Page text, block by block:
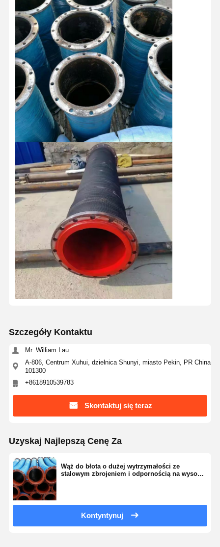
Szczegóły Kontaktu
Mr. William Lau
A-806, Centrum Xuhui, dzielnica Shunyi, miasto Pekin, PR China
101300
+8618910539783
Skontaktuj się teraz
Uzyskaj Najlepszą Cenę Za
Wąż do błota o dużej wytrzymałości ze
stalowym zbrojeniem i odpornością na wysokie
Kontyntynuj